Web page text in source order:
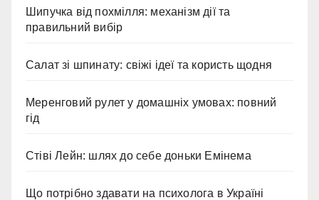
Шипучка від похмілля: механізм дії та
правильний вибір
Салат зі шпинату: свіжі ідеї та користь щодня
Меренговий рулет у домашніх умовах: повний
гід
Стіві Лейн: шлях до себе доньки Емінема
Що потрібно здавати на психолога в Україні